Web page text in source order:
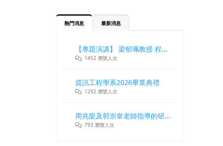
熱門消息 最新消息
【專題演講】 梁郁珮教授 程式設計師在新世代記憶體與儲存系統中的角色與挑戰
1452 瀏覽人次
資訊工程學系2026畢業典禮
1292 瀏覽人次
周兆龍及郭崇韋老師指導的研究團隊獲DLT2026最佳論文獎
793 瀏覽人次